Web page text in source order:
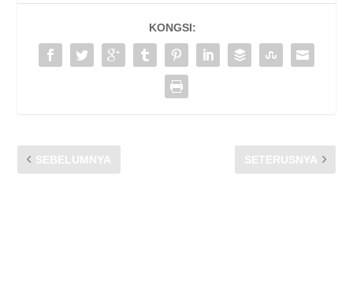
KONGSI:
SEBELUMNYA SETERUSNYA